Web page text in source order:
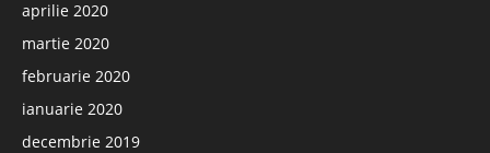
aprilie 2020
martie 2020
februarie 2020
ianuarie 2020
decembrie 2019